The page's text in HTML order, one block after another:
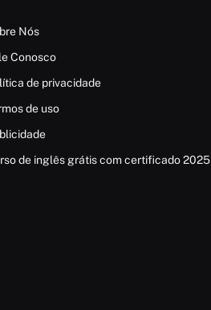
Nós
Conosco
de privacidade
de uso
de inglês grátis com certificado 2025